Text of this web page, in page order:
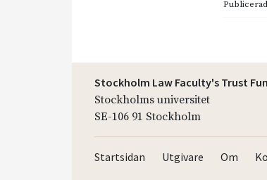
Stockholm Law Faculty's Trust
Stockholms universitet
SE-106 91 Stockholm
Startsidan Utgivare Om